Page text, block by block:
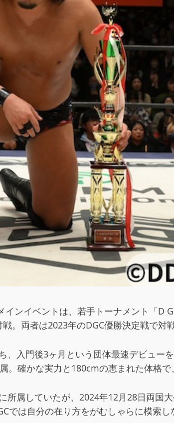
ンイベントは、若手トーナメント「D
。両者は2023年のDGC優勝決定戦で対
入門後3ヶ月という団体最速デビュー
確かな実力と180cmの恵まれた体格で
属していたが、2024年12月28日両国
は自分の在り方をがむしゃらに模索し